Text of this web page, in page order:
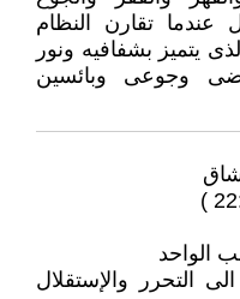
تقارن النظام
يتميز بشفافيه ونور
وجوعى وبائسين
الواحد
التحرر والإستقلال